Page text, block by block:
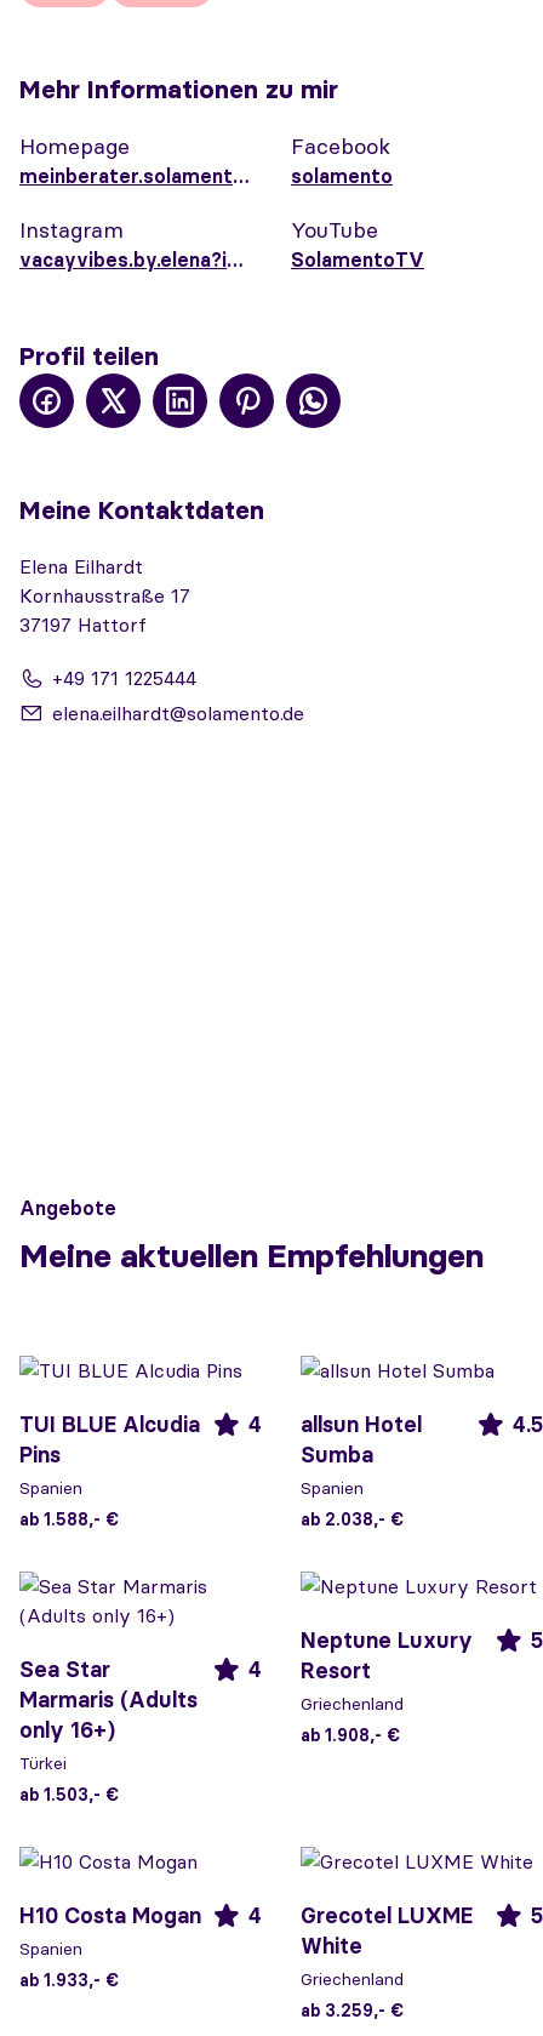
Mehr Informationen zu mir
Homepage
meinberater.solamento.com/elenaeilhardt
Facebook
solamento
Instagram
vacayvibes.by.elena?igsh=MTJkcDdiNjV6MW93cw%3D%3D&utm_source=qr
YouTube
SolamentoTV
Profil teilen
Meine Kontaktdaten
Elena Eilhardt
Kornhausstraße 17
37197 Hattorf
+49 171 1225444
elena.eilhardt@solamento.de
Angebote
Meine aktuellen Empfehlungen
TUI BLUE Alcudia
Pins
4
Spanien
ab 1.588,- €
allsun Hotel
Sumba
4.5
Spanien
ab 2.038,- €
Sea Star
Marmaris (Adults
only 16+)
4
Türkei
ab 1.503,- €
Neptune Luxury
Resort
5
Griechenland
ab 1.908,- €
H10 Costa Mogan 4
Spanien
ab 1.933,- €
Grecotel LUXME
White
5
Griechenland
ab 3.259,- €